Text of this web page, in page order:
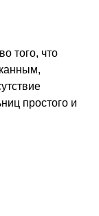
того, что
простого и